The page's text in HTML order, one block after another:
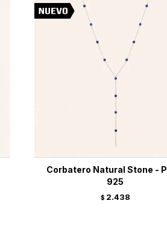
Corbatero Natural Stone -
925
$ 2.438